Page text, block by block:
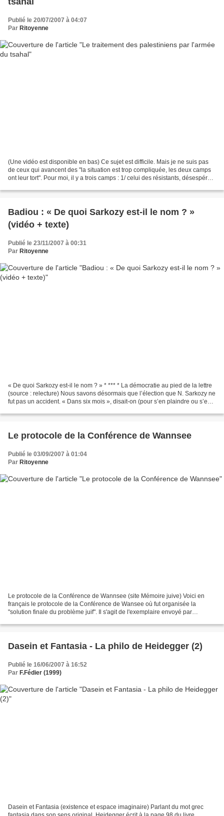
Publié le 20/07/2007 à 04:07
Par Ritoyenne
(Une vidéo est disponible en bas) Ce sujet est difficile. Mais je ne suis pas
de ceux qui avancent des "la situation est trop compliquée, les deux camps
ont leur tort". Pour moi, il y a trois camps : 1/ celui des résistants, désespérés
Badiou : « De quoi Sarkozy est-il le nom ? »
(vidéo + texte)
Publié le 23/11/2007 à 00:31
Par Ritoyenne
« De quoi Sarkozy est-il le nom ? » * *** * La démocratie au pied de la lettre
(source : relecture) Nous savons désormais que l’élection que N. Sarkozy ne
fut pas un accident. « Dans six mois », disait-on (pour s’en plaindre ou s’en
Le protocole de la Conférence de Wannsee
Publié le 03/09/2007 à 01:04
Par Ritoyenne
Le protocole de la Conférence de Wannsee (site Mémoire juive) Voici en
français le protocole de la Conférence de Wansee où fut organisée la
"solution finale du problème juif". Il s'agit de l'exemplaire envoyé par
Dasein et Fantasia - La philo de Heidegger (2)
Publié le 16/06/2007 à 16:52
Par F.Fédier (1999)
Dasein et Fantasia (existence et espace imaginaire) Parlant du mot grec